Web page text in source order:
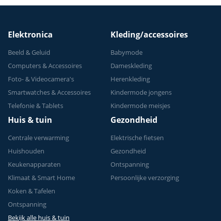
Elektronica
Beeld & Geluid
Computers & Accessoires
Foto- & Videocamera's
Smartwatches & Accessoires
Telefonie & Tablets
Kleding/accessoires
Babymode
Dameskleding
Herenkleding
Kindermode jongens
Kindermode meisjes
Huis & tuin
Centrale verwarming
Huishouden
Keukenapparaten
Klimaat & Smart Home
Koken & Tafelen
Ontspanning
Bekijk alle huis & tuin
Gezondheid
Elektrische fietsen
Gezondheid
Ontspanning
Persoonlijke verzorging